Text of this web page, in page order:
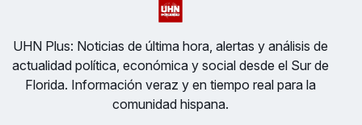
UHN Plus: Noticias de última hora, alertas y análisis de
actualidad política, económica y social desde el Sur de
Florida. Información veraz y en tiempo real para la
comunidad hispana.